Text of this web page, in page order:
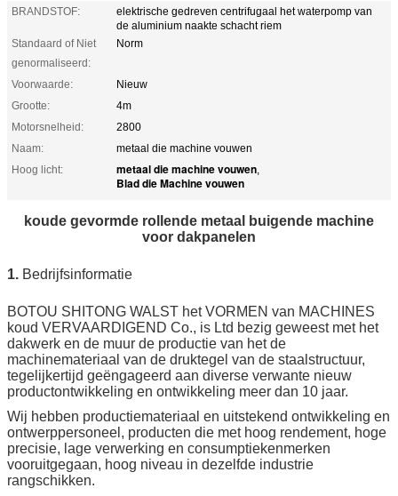
BRANDSTOF:
elektrische gedreven centrifugaal het waterpomp van
de aluminium naakte schacht riem
Standaard of Niet
genormaliseerd:
Norm
Voorwaarde:
Nieuw
Grootte:
4m
Motorsnelheid:
2800
Naam:
metaal die machine vouwen
Hoog licht:
metaal die machine vouwen,
Blad die Machine vouwen
koude gevormde rollende metaal buigende machine
voor dakpanelen
1. Bedrijfsinformatie
BOTOU SHITONG WALST het VORMEN van MACHINES
koud VERVAARDIGEND Co., is Ltd bezig geweest met het
dakwerk en de muur de productie van het de
machinemateriaal van de druktegel van de staalstructuur,
tegelijkertijd geëngageerd aan diverse verwante nieuw
productontwikkeling en ontwikkeling meer dan 10 jaar.
Wij hebben productiemateriaal en uitstekend ontwikkeling en
ontwerppersoneel, producten die met hoog rendement, hoge
precisie, lage verwerking en consumptiekenmerken
vooruitgegaan, hoog niveau in dezelfde industrie
rangschikken.